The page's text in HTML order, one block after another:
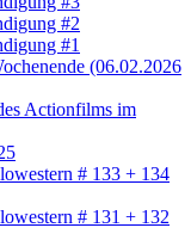
#2
#1
(06.02.2026
Actionfilms im
# 133 + 134
# 131 + 132